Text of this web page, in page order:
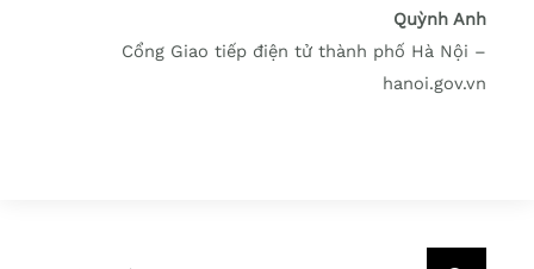
Quỳnh Anh
Cổng Giao tiếp điện tử thành phố Hà Nội –
hanoi.gov.vn